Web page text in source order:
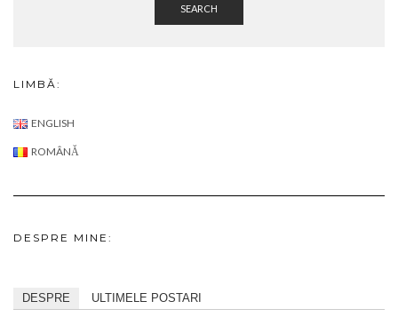
SEARCH
LIMBĂ:
ENGLISH
ROMÂNĂ
DESPRE MINE:
DESPRE ULTIMELE POSTARI